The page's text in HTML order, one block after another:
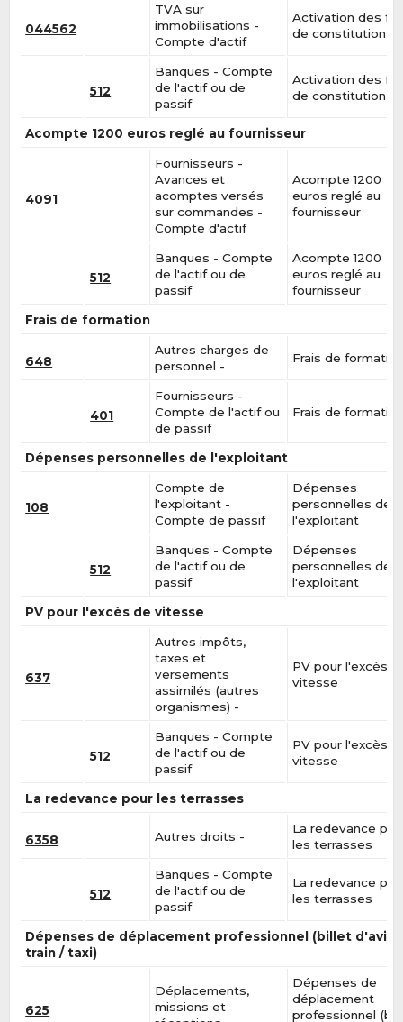
044562
TVA sur
immobilisations -
Compte d'actif
Activation des
de constitution
512
Banques - Compte
de l'actif ou de
passif
Activation des
de constitution
Acompte 1200 euros reglé au fournisseur
4091
Fournisseurs -
Avances et
acomptes versés
sur commandes -
Compte d'actif
Acompte 1200
euros reglé au
fournisseur
512
Banques - Compte
de l'actif ou de
passif
Acompte 1200
euros reglé au
fournisseur
Frais de formation
648
Autres charges de
personnel -
Frais de
401
Fournisseurs -
Compte de l'actif ou
de passif
Frais de
Dépenses personnelles de l'exploitant
108
Compte de
l'exploitant -
Compte de passif
Dépenses
personnelles de
l'exploitant
512
Banques - Compte
de l'actif ou de
passif
Dépenses
personnelles de
l'exploitant
PV pour l'excès de vitesse
637
Autres impôts,
taxes et
versements
assimilés (autres
organismes) -
PV pour l'excès
vitesse
512
Banques - Compte
de l'actif ou de
passif
PV pour l'excès
vitesse
La redevance pour les terrasses
6358 Autres droits -
La redevance
les terrasses
512
Banques - Compte
de l'actif ou de
passif
La redevance
les terrasses
Dépenses de déplacement professionnel (billet
train / taxi)
625
Déplacements,
missions et
Dépenses de
déplacement
professionnel